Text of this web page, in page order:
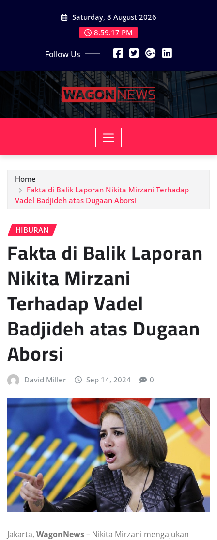
Saturday, 8 August 2026
8:59:19 PM
Follow Us
Home
Fakta di Balik Laporan Nikita Mirzani Terhadap
Vadel Badjideh atas Dugaan Aborsi
HIBURAN
Fakta di Balik Laporan
Nikita Mirzani
Terhadap Vadel
Badjideh atas Dugaan
Aborsi
David Miller Sep 14, 2024 0
Jakarta, WagonNews– Nikita Mirzani mengajukan